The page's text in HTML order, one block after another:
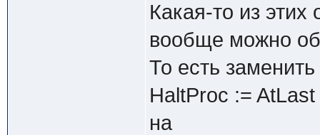
Какая-то из
вообще можно
То есть заменить
HaltProc := AtLast
на